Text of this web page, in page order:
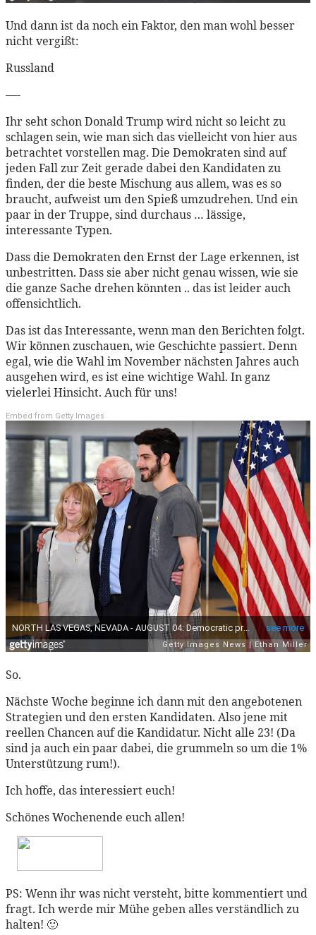
Und dann ist da noch ein Faktor, den man wohl besser
nicht vergißt:
Russland
—-
Ihr seht schon Donald Trump wird nicht so leicht zu
schlagen sein, wie man sich das vielleicht von hier aus
betrachtet vorstellen mag. Die Demokraten sind auf
jeden Fall zur Zeit gerade dabei den Kandidaten zu
finden, der die beste Mischung aus allem, was es so
braucht, aufweist um den Spieß umzudrehen. Und ein
paar in der Truppe, sind durchaus … lässige,
interessante Typen.
Dass die Demokraten den Ernst der Lage erkennen, ist
unbestritten. Dass sie aber nicht genau wissen, wie sie
die ganze Sache drehen könnten .. das ist leider auch
offensichtlich.
Das ist das Interessante, wenn man den Berichten folgt.
Wir können zuschauen, wie Geschichte passiert. Denn
egal, wie die Wahl im November nächsten Jahres auch
ausgehen wird, es ist eine wichtige Wahl. In ganz
vielerlei Hinsicht. Auch für uns!
Embed from Getty Images
So.
Nächste Woche beginne ich dann mit den angebotenen
Strategien und den ersten Kandidaten. Also jene mit
reellen Chancen auf die Kandidatur. Nicht alle 23! (Da
sind ja auch ein paar dabei, die grummeln so um die 1%
Unterstützung rum!).
Ich hoffe, das interessiert euch!
Schönes Wochenende euch allen!
PS: Wenn ihr was nicht versteht, bitte kommentiert und
fragt. Ich werde mir Mühe geben alles verständlich zu
halten! 🙂